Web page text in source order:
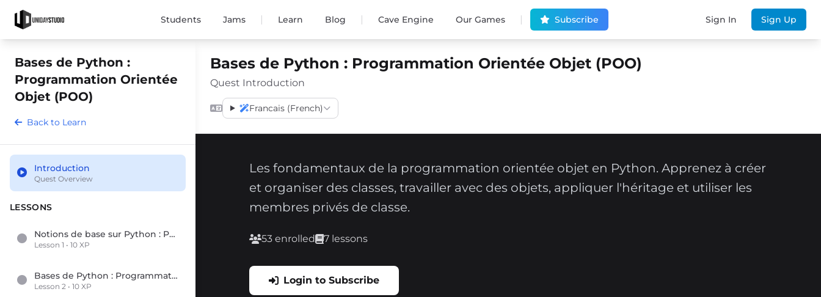
Students Jams | Learn Blog | Cave Engine Our Games | Subscribe Sign In Sign Up
Bases de Python :
Programmation Orientée
Objet (POO)
Back to Learn
Introduction
Quest Overview
LESSONS
Notions de base sur Python : Programmation orientée objet (POO)
Lesson 1 • 10 XP
Bases de Python : Programmation Orientée Objet (POO)
Lesson 2 • 10 XP
Bases de Python : Programmation Orientée Objet (POO)
Quest Introduction
Francais (French)
Les fondamentaux de la programmation orientée objet en Python. Apprenez à créer
et organiser des classes, travailler avec des objets, appliquer l'héritage et utiliser les
membres privés de classe.
53 enrolled 7 lessons
Login to Subscribe